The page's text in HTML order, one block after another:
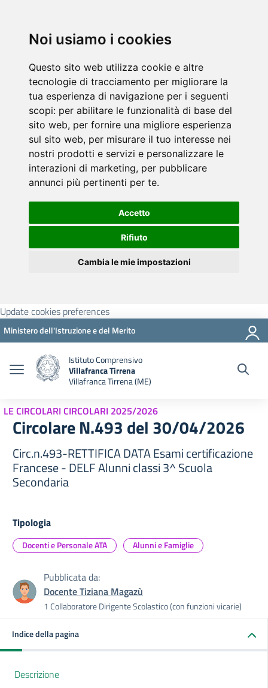
Noi usiamo i cookies
Questo sito web utilizza cookie e altre
tecnologie di tracciamento per migliorare la
tua esperienza di navigazione per i seguenti
scopi: per abilitare le funzionalità di base del
sito web, per fornire una migliore esperienza
sul sito web, per misurare il tuo interesse nei
nostri prodotti e servizi e personalizzare le
interazioni di marketing, per pubblicare
annunci più pertinenti per te.
Accetto
Rifiuto
Cambia le mie impostazioni
Update cookies preferences
Ministero dell'Istruzione e del Merito
Istituto Comprensivo
Villafranca Tirrena
Villafranca Tirrena (ME)
LE CIRCOLARI CIRCOLARI 2025/2026
Circolare N.493 del 30/04/2026
Circ.n.493-RETTIFICA DATA Esami certificazione
Francese - DELF Alunni classi 3^ Scuola
Secondaria
Tipologia
Docenti e Personale ATA Alunni e Famiglie
Pubblicata da:
Docente Tiziana Magazù
1 Collaboratore Dirigente Scolastico (con funzioni vicarie)
Indice della pagina
Descrizione